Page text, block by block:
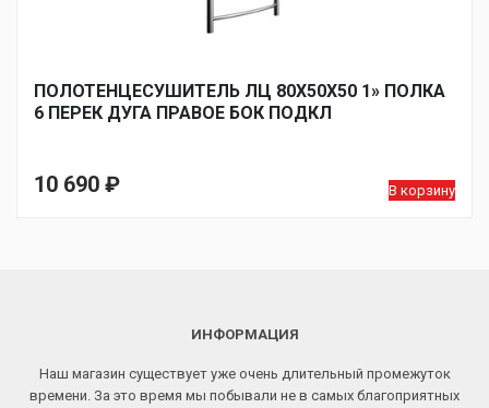
ПОЛОТЕНЦЕСУШИТЕЛЬ ЛЦ 80Х50Х50 1» ПОЛКА
6 ПЕРЕК ДУГА ПРАВОЕ БОК ПОДКЛ
10 690 ₽ В корзину
ИНФОРМАЦИЯ
Наш магазин существует уже очень длительный промежуток
времени. За это время мы побывали не в самых благоприятных